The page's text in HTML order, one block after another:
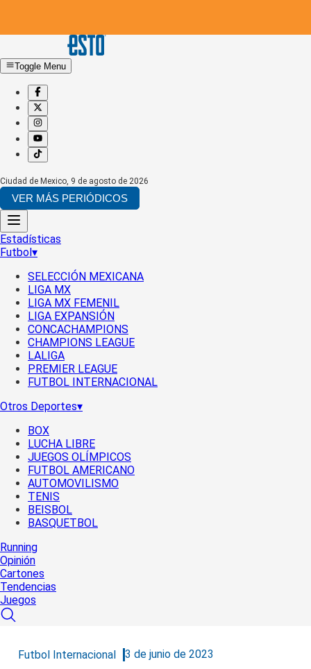
Toggle Menu
Ciudad de Mexico, 9 de agosto de 2026
VER MÁS PERIÓDICOS
Estadísticas
Futbol▾
SELECCIÓN MEXICANA
LIGA MX
LIGA MX FEMENIL
LIGA EXPANSIÓN
CONCACHAMPIONS
CHAMPIONS LEAGUE
LALIGA
PREMIER LEAGUE
FUTBOL INTERNACIONAL
Otros Deportes▾
BOX
LUCHA LIBRE
JUEGOS OLÍMPICOS
FUTBOL AMERICANO
AUTOMOVILISMO
TENIS
BEISBOL
BASQUETBOL
Running
Opinión
Cartones
Tendencias
Juegos
Futbol Internacional 3 de junio de 2023